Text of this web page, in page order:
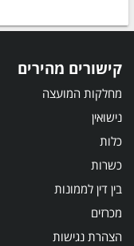
קישורים מהירים
מחלקות המועצה
נישואין
כלות
כשרות
בין דין לממונות
מכרזים
הצהרת נגישות